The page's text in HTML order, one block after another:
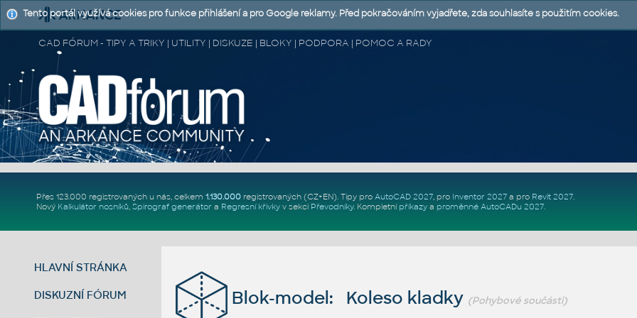
CAD FÓRUM - TIPY A TRIKY | UTILITY | DISKUZE | BLOKY | PODPORA | POMOC A RADY
Přes 123.000 registrovaných u nás, celkem 1.130.000registrovaných (CZ+EN). Tipy pro AutoCAD 2027, pro Inventor 2027a pro Revit 2027.
Nový Kalkulátor nosníků, Spirograf generátor a Regresní křivkyv sekci Převodníky. Kompletní příkazya proměnné AutoCADu 2027.
HLAVNÍ STRÁNKA
DISKUZNÍ FÓRUM Blok-model: Koleso kladky (Pohybové součásti)
Tento portál využívá cookies pro funkce přihlášení a pro Google reklamy. Před pokračováním vyjadřete, zda souhlasíte s použitím cookies.